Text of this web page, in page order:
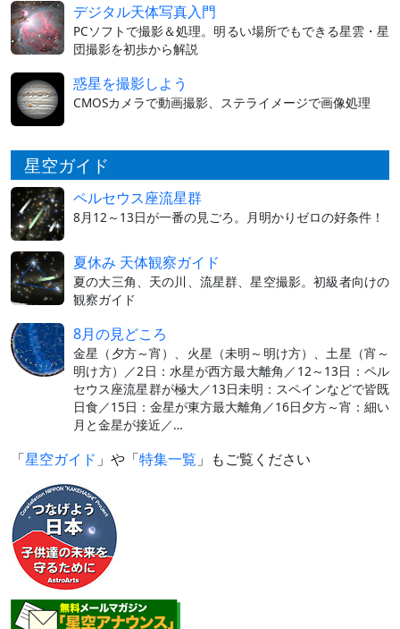
デジタル天体写真入門
PCソフトで撮影＆処理。明るい場所でもできる星雲・星
団撮影を初歩から解説
惑星を撮影しよう
CMOSカメラで動画撮影、ステライメージで画像処理
星空ガイド
ペルセウス座流星群
8月12～13日が一番の見ごろ。月明かりゼロの好条件！
夏休み 天体観察ガイド
夏の大三角、天の川、流星群、星空撮影。初級者向けの
観察ガイド
8月の見どころ
金星（夕方～宵）、火星（未明～明け方）、土星（宵～
明け方）／2日：水星が西方最大離角／12～13日：ペル
セウス座流星群が極大／13日未明：スペインなどで皆既
日食／15日：金星が東方最大離角／16日夕方～宵：細い
月と金星が接近／…
「星空ガイド 」や「特集一覧 」もご覧ください